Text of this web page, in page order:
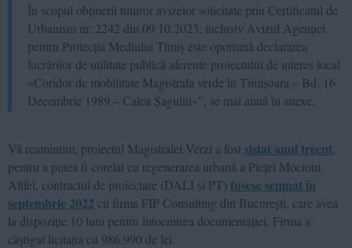
În scopul obținerii tuturor avizelor solicitate prin Certificatul de
Urbanism nr. 2242 din 09.10.2023, inclusiv Avizul Agenției
pentru Protecția Mediului Timiș este oportună declararea
lucrărilor de utilitate publică aferente proiectului de interes local
«Coridor de mobilitate Magistrala verde în Timișoara – Bd. 16
Decembrie 1989 – Calea Șagului»”, se mai arată în anexe.
Vă reamintim, proiectul Magistralei Verzi a fost sistat anul trecut
pentru a putea fi corelat cu regenerarea urbană a Pieței Mocioni.
Altfel, contractul de proiectare (DALI și PT) fusese semnat în
septembrie 2022 cu firma FIP Consulting din București, care avea
la dispoziție 10 luni pentru întocmirea documentației. Firma a
câștigat licitația cu 986.990 de lei.